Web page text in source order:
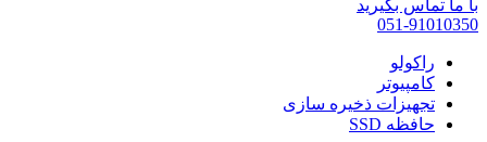
با ما تماس بگیرید
051-91010350
راکولو
کامپیوتر
تجهیزات ذخیره سازی
حافظه SSD